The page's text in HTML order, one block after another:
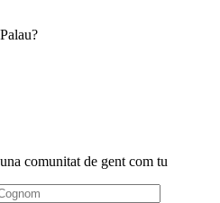
comunitat de gent com tu